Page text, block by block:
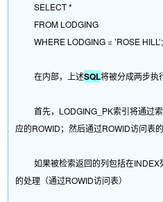
SELECT *
FROM LODGING
WHERE LODGING = ’ROSE HILL’;
在内部，上述SQL将被分成两步执
首先，LODGING_PK索引将通过索
应的ROWID；然后通过ROWID访问表
如果被检索返回的列包括在INDEX
的处理（通过ROWID访问表）